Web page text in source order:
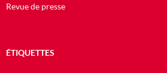
Revue de presse
ÉTIQUETTES